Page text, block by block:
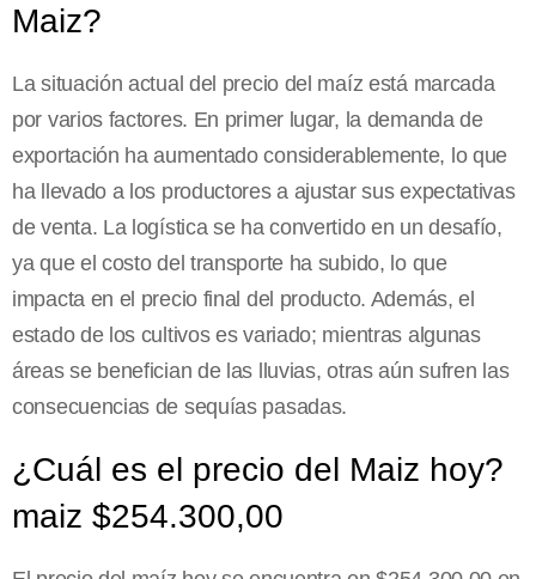
Maiz?
La situación actual del precio del maíz está marcada
por varios factores. En primer lugar, la demanda de
exportación ha aumentado considerablemente, lo que
ha llevado a los productores a ajustar sus expectativas
de venta. La logística se ha convertido en un desafío,
ya que el costo del transporte ha subido, lo que
impacta en el precio final del producto. Además, el
estado de los cultivos es variado; mientras algunas
áreas se benefician de las lluvias, otras aún sufren las
consecuencias de sequías pasadas.
¿Cuál es el precio del Maiz hoy?
maiz $254.300,00